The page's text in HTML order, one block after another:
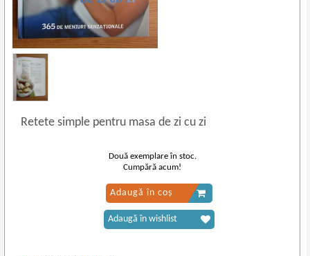
Retete simple pentru masa de zi cu zi
Două exemplare în stoc.
Cumpără acum!
Adaugă în coș
Adaugă în wishlist